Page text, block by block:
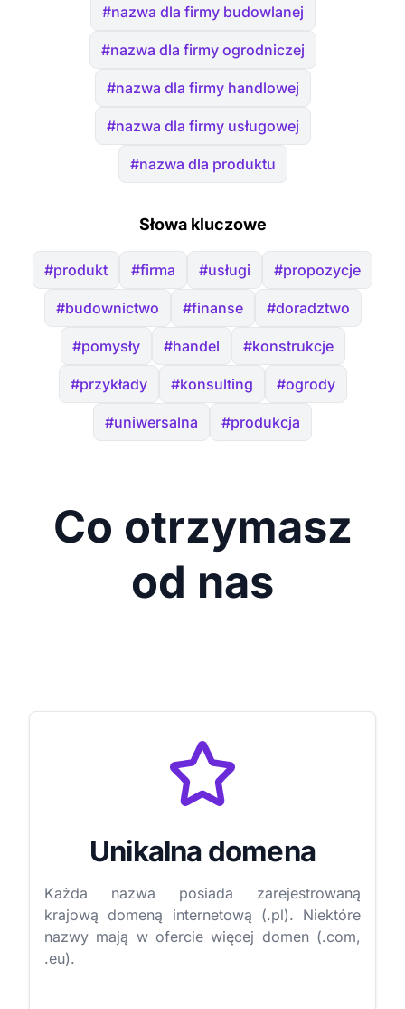
#nazwa dla firmy budowlanej
#nazwa dla firmy ogrodniczej
#nazwa dla firmy handlowej
#nazwa dla firmy usługowej
#nazwa dla produktu
Słowa kluczowe
#produkt #firma #usługi #propozycje
#budownictwo #finanse #doradztwo
#pomysły #handel #konstrukcje
#przykłady #konsulting #ogrody
#uniwersalna #produkcja
Co otrzymasz
od nas
Unikalna domena
Każda nazwa posiada zarejestrowaną
krajową domeną internetową (.pl). Niektóre
nazwy mają w ofercie więcej domen (.com,
.eu).